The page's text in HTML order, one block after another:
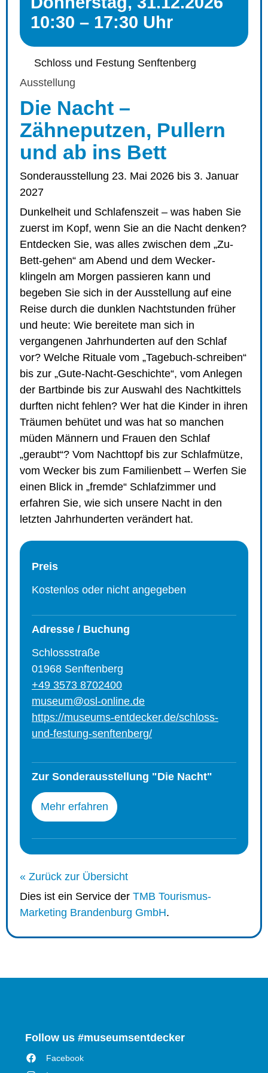
10:30 – 17:30 Uhr
Schloss und Festung Senftenberg
Ausstellung
Die Nacht –
Zähneputzen, Pullern
und ab ins Bett
Sonderausstellung 23. Mai 2026 bis 3. Januar
2027
Dunkelheit und Schlafenszeit – was haben Sie
zuerst im Kopf, wenn Sie an die Nacht denken?
Entdecken Sie, was alles zwischen dem „Zu-
Bett-gehen“ am Abend und dem Wecker-
klingeln am Morgen passieren kann und
begeben Sie sich in der Ausstellung auf eine
Reise durch die dunklen Nachtstunden früher
und heute: Wie bereitete man sich in
vergangenen Jahrhunderten auf den Schlaf
vor? Welche Rituale vom „Tagebuch-schreiben“
bis zur „Gute-Nacht-Geschichte“, vom Anlegen
der Bartbinde bis zur Auswahl des Nachtkittels
durften nicht fehlen? Wer hat die Kinder in ihren
Träumen behütet und was hat so manchen
müden Männern und Frauen den Schlaf
„geraubt“? Vom Nachttopf bis zur Schlafmütze,
vom Wecker bis zum Familienbett – Werfen Sie
einen Blick in „fremde“ Schlafzimmer und
erfahren Sie, wie sich unsere Nacht in den
letzten Jahrhunderten verändert hat.
Preis
Kostenlos oder nicht angegeben
Adresse / Buchung
Schlossstraße
01968 Senftenberg
+49 3573 8702400
museum@osl-online.de
https://museums-entdecker.de/schloss-
und-festung-senftenberg/
Zur Sonderausstellung "Die Nacht"
Mehr erfahren
« Zurück zur Übersicht
Dies ist ein Service der TMB Tourismus-
Marketing Brandenburg GmbH.
Follow us #museumsentdecker
Facebook